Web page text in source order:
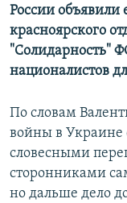
России объявили
красноярского
"Солидарность"
националистов
По словам
войны в Украине
словесными
сторонниками
но дальше дело